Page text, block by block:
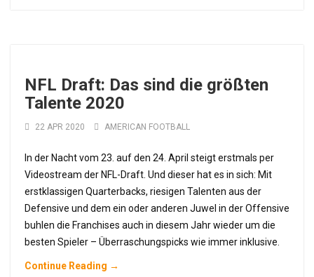
NFL Draft: Das sind die größten
Talente 2020
22 APR 2020 AMERICAN FOOTBALL
In der Nacht vom 23. auf den 24. April steigt erstmals per
Videostream der NFL-Draft. Und dieser hat es in sich: Mit
erstklassigen Quarterbacks, riesigen Talenten aus der
Defensive und dem ein oder anderen Juwel in der Offensive
buhlen die Franchises auch in diesem Jahr wieder um die
besten Spieler – Überraschungspicks wie immer inklusive.
Continue Reading →